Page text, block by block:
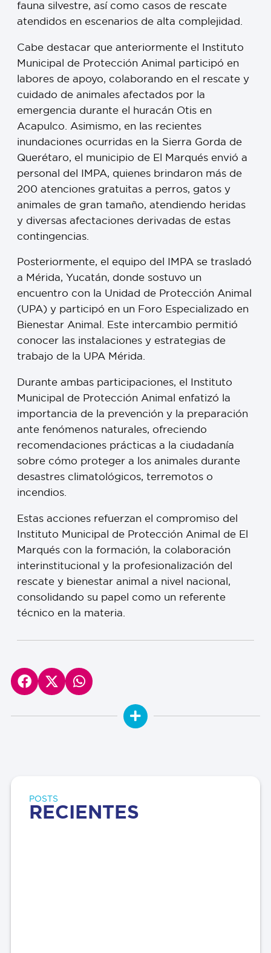
fauna silvestre, así como casos de rescate
atendidos en escenarios de alta complejidad.
Cabe destacar que anteriormente el Instituto
Municipal de Protección Animal participó en
labores de apoyo, colaborando en el rescate y
cuidado de animales afectados por la
emergencia durante el huracán Otis en
Acapulco. Asimismo, en las recientes
inundaciones ocurridas en la Sierra Gorda de
Querétaro, el municipio de El Marqués envió a
personal del IMPA, quienes brindaron más de
200 atenciones gratuitas a perros, gatos y
animales de gran tamaño, atendiendo heridas
y diversas afectaciones derivadas de estas
contingencias.
Posteriormente, el equipo del IMPA se trasladó
a Mérida, Yucatán, donde sostuvo un
encuentro con la Unidad de Protección Animal
(UPA) y participó en un Foro Especializado en
Bienestar Animal. Este intercambio permitió
conocer las instalaciones y estrategias de
trabajo de la UPA Mérida.
Durante ambas participaciones, el Instituto
Municipal de Protección Animal enfatizó la
importancia de la prevención y la preparación
ante fenómenos naturales, ofreciendo
recomendaciones prácticas a la ciudadanía
sobre cómo proteger a los animales durante
desastres climatológicos, terremotos o
incendios.
Estas acciones refuerzan el compromiso del
Instituto Municipal de Protección Animal de El
Marqués con la formación, la colaboración
interinstitucional y la profesionalización del
rescate y bienestar animal a nivel nacional,
consolidando su papel como un referente
técnico en la materia.
POSTS
RECIENTES